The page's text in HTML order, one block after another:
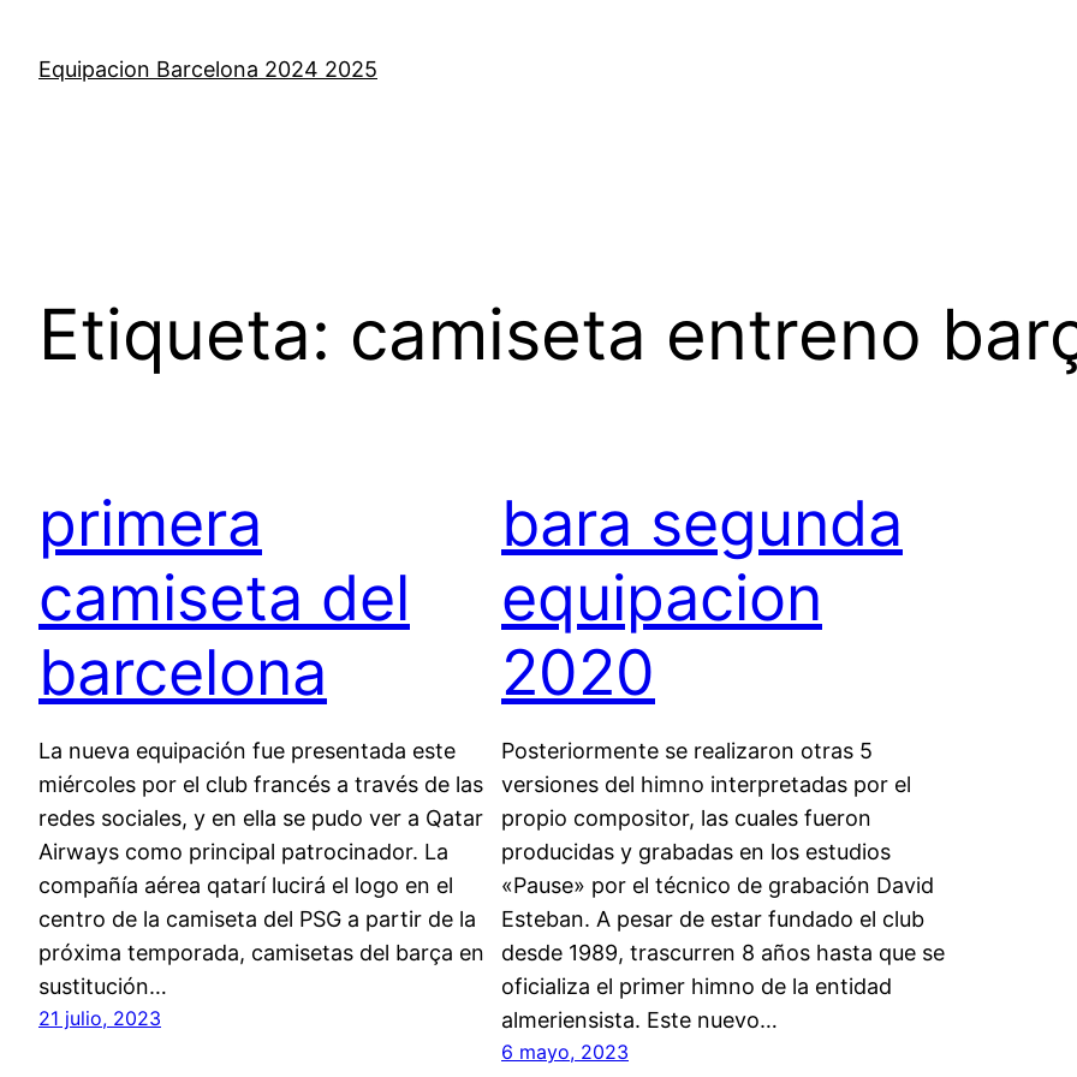
contenido
Equipacion Barcelona 2024 2025
Etiqueta: camiseta entreno
primera
camiseta del
barcelona
La nueva equipación fue presentada este
miércoles por el club francés a través de las
redes sociales, y en ella se pudo ver a Qatar
Airways como principal patrocinador. La
compañía aérea qatarí lucirá el logo en el
centro de la camiseta del PSG a partir de la
próxima temporada, camisetas del barça en
sustitución…
21 julio, 2023
bara segunda
equipacion
2020
Posteriormente se realizaron otras 5
versiones del himno interpretadas por el
propio compositor, las cuales fueron
producidas y grabadas en los estudios
«Pause» por el técnico de grabación David
Esteban. A pesar de estar fundado el club
desde 1989, trascurren 8 años hasta que se
oficializa el primer himno de la entidad
almeriensista. Este nuevo…
6 mayo, 2023